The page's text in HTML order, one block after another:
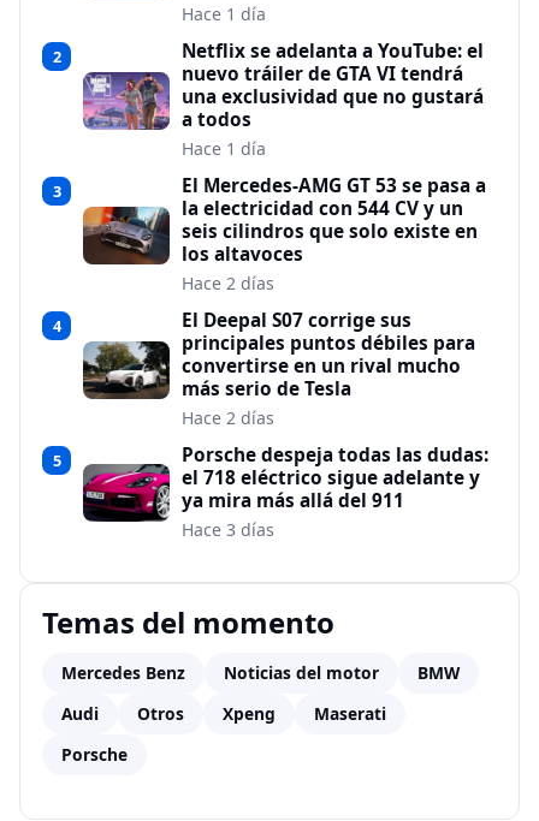
Hace 1 día
2
Netflix se adelanta a YouTube: el
nuevo tráiler de GTA VI tendrá
una exclusividad que no gustará
a todos
Hace 1 día
3
El Mercedes-AMG GT 53 se pasa a
la electricidad con 544 CV y un
seis cilindros que solo existe en
los altavoces
Hace 2 días
4
El Deepal S07 corrige sus
principales puntos débiles para
convertirse en un rival mucho
más serio de Tesla
Hace 2 días
5
Porsche despeja todas las dudas:
el 718 eléctrico sigue adelante y
ya mira más allá del 911
Hace 3 días
Temas del momento
Mercedes Benz Noticias del motor
BMW
Audi
Otros Xpeng
Maserati
Porsche